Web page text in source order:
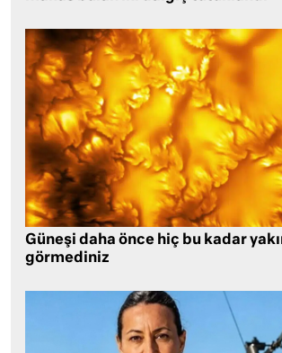
Güneşi daha önce hiç bu kadar
görmediniz